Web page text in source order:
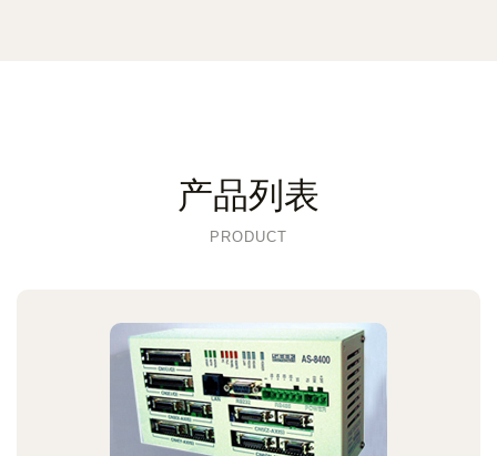
产品列表
PRODUCT